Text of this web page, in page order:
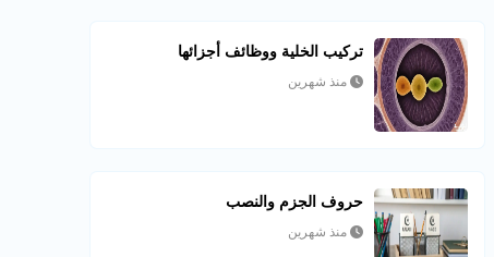
تركيب الخلية ووظائف أجزائها
منذ شهرين
حروف الجزم والنصب
منذ شهرين